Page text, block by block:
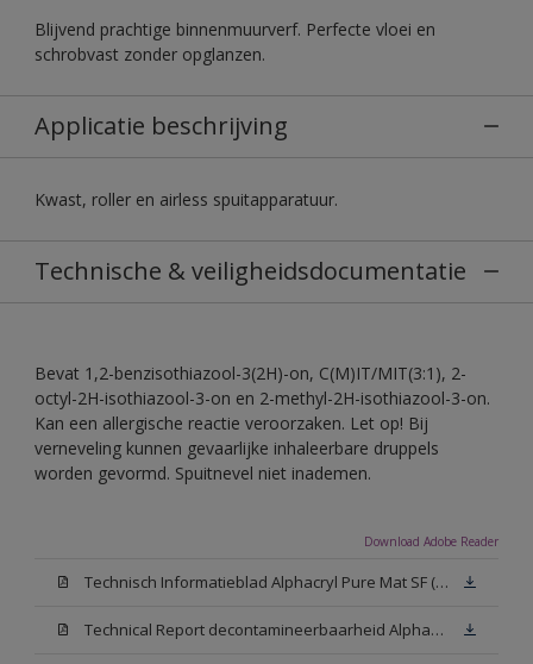
Blijvend prachtige binnenmuurverf. Perfecte vloei en
schrobvast zonder opglanzen.
Applicatie beschrijving
Kwast, roller en airless spuitapparatuur.
Technische & veiligheidsdocumentatie
Bevat 1,2-benzisothiazool-3(2H)-on, C(M)IT/MIT(3:1), 2-
octyl-2H-isothiazool-3-on en 2-methyl-2H-isothiazool-3-on.
Kan een allergische reactie veroorzaken. Let op! Bij
verneveling kunnen gevaarlijke inhaleerbare druppels
worden gevormd. Spuitnevel niet inademen.
Download Adobe Reader
Technisch Informatieblad Alphacryl Pure Mat SF (New Livery) (PDF)
Technical Report decontamineerbaarheid Alphacryl Pure Mat SF